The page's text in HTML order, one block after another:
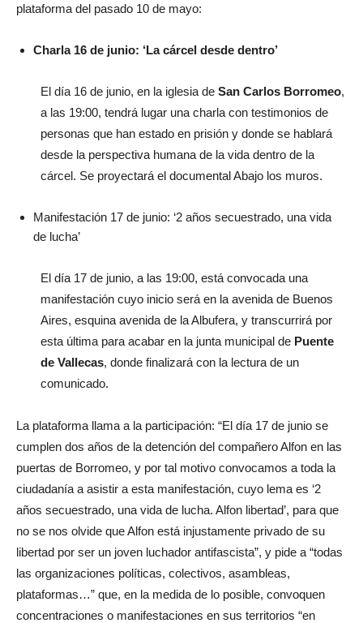
plataforma del pasado 10 de mayo:
Charla 16 de junio: ‘La cárcel desde dentro’
El día 16 de junio, en la iglesia de San Carlos Borromeo,
a las 19:00, tendrá lugar una charla con testimonios de
personas que han estado en prisión y donde se hablará
desde la perspectiva humana de la vida dentro de la
cárcel. Se proyectará el documental Abajo los muros.
Manifestación 17 de junio: ‘2 años secuestrado, una vida
de lucha’
El día 17 de junio, a las 19:00, está convocada una
manifestación cuyo inicio será en la avenida de Buenos
Aires, esquina avenida de la Albufera, y transcurrirá por
esta última para acabar en la junta municipal de Puente
de Vallecas, donde finalizará con la lectura de un
comunicado.
La plataforma llama a la participación: “El día 17 de junio se
cumplen dos años de la detención del compañero Alfon en las
puertas de Borromeo, y por tal motivo convocamos a toda la
ciudadanía a asistir a esta manifestación, cuyo lema es ‘2
años secuestrado, una vida de lucha. Alfon libertad’, para que
no se nos olvide que Alfon está injustamente privado de su
libertad por ser un joven luchador antifascista”, y pide a “todas
las organizaciones políticas, colectivos, asambleas,
plataformas…” que, en la medida de lo posible, convoquen
concentraciones o manifestaciones en sus territorios “en